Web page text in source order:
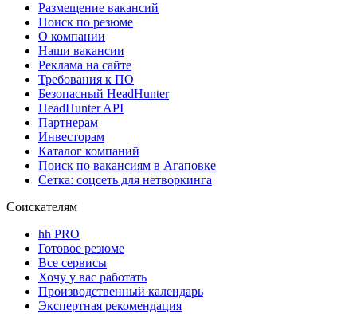
Размещение вакансий
Поиск по резюме
О компании
Наши вакансии
Реклама на сайте
Требования к ПО
Безопасный HeadHunter
HeadHunter API
Партнерам
Инвесторам
Каталог компаний
Поиск по вакансиям в Агаповке
Сетка: соцсеть для нетворкинга
Соискателям
hh PRO
Готовое резюме
Все сервисы
Хочу у вас работать
Производственный календарь
Экспертная рекомендация